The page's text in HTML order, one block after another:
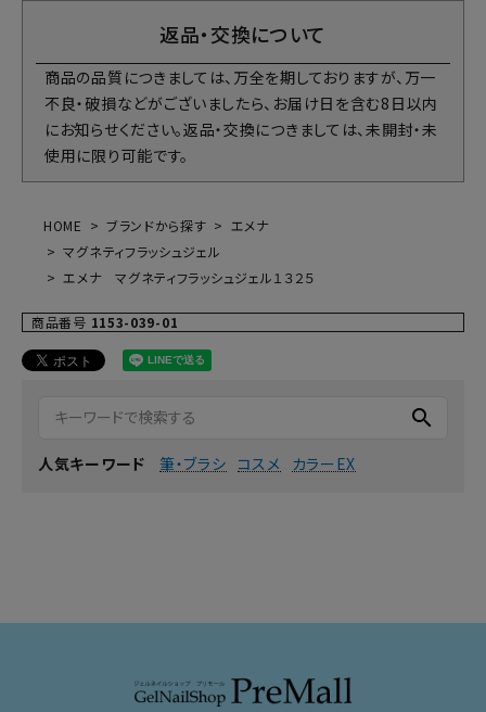
返品・交換について
商品の品質につきましては、万全を期しておりますが、万一
不良・破損などがございましたら、お届け日を含む8日以内
にお知らせください。返品・交換につきましては、未開封・未
使用に限り可能です。
HOME ブランドから探す
エメナ
マグネティフラッシュジェル
エメナ マグネティフラッシュジェル１３２５
商品番号 1153-039-01
search
人気キーワード 筆・ブラシ コスメ カラーEX